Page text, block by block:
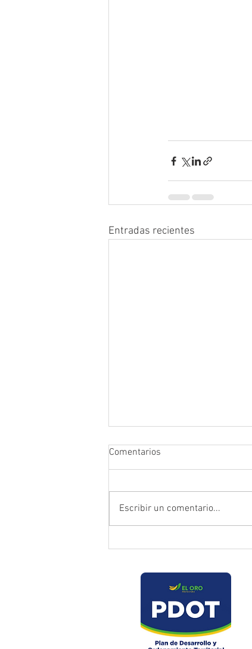
Entradas recientes
Comentarios
Escribir un comentario...